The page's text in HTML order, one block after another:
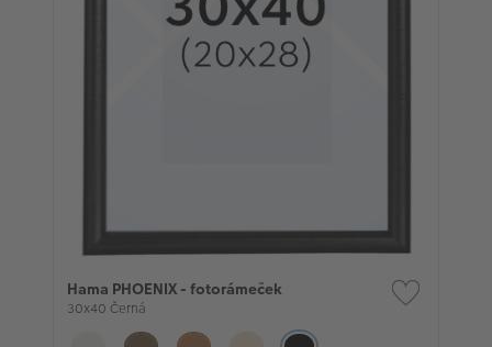
Hama PHOENIX - fotorámeček
30x40 Černá